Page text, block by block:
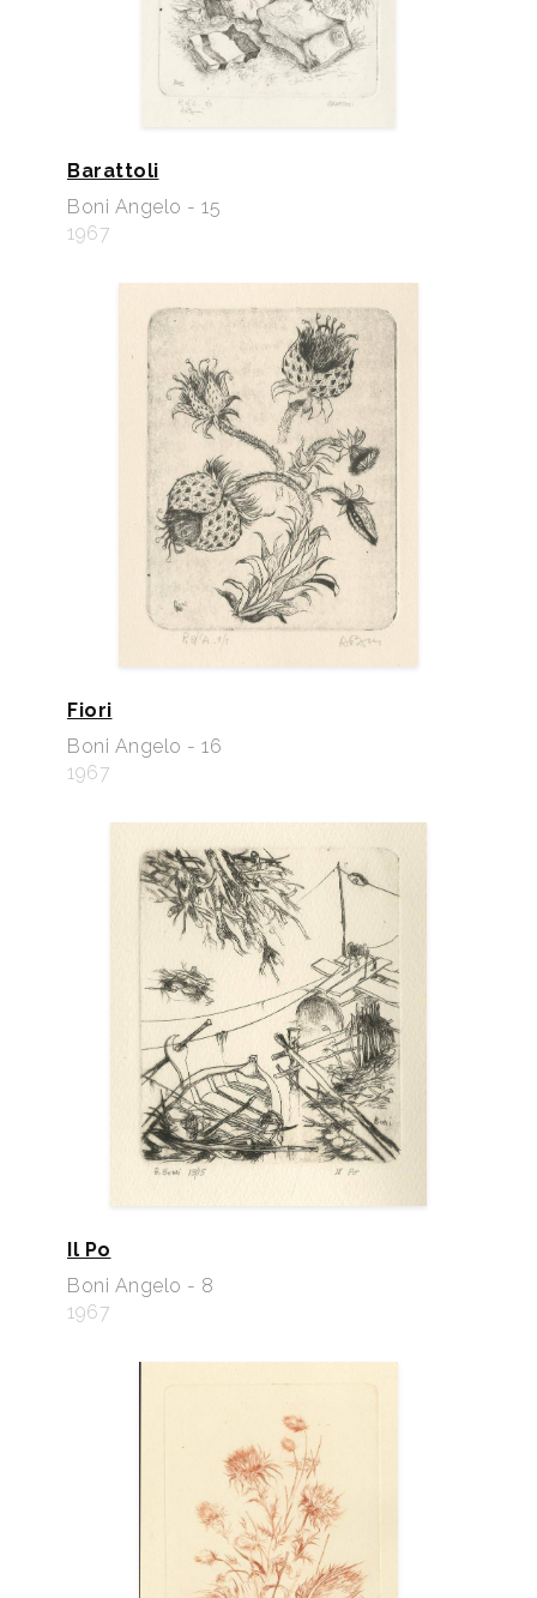
Barattoli
Boni Angelo - 15
1967
Fiori
Boni Angelo - 16
1967
Il Po
Boni Angelo - 8
1967